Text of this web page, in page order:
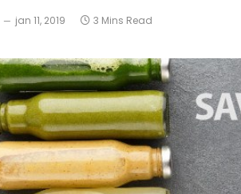
jan 11, 2019 3 Mins Read